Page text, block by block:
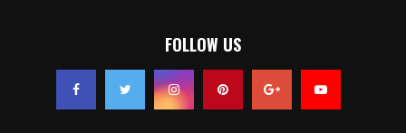
FOLLOW US